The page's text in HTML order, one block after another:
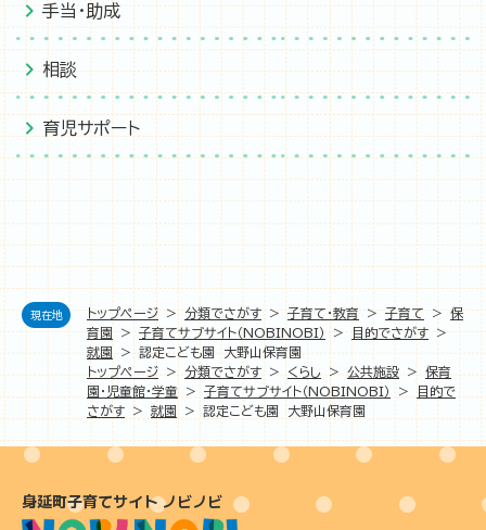
現在地 トップページ > 分類でさがす > 子育て・教育 > 子育て > 保
育園 > 子育てサブサイト（NOBINOBI） > 目的でさがす >
就園 > 認定こども園 大野山保育園
トップページ
> 分類でさがす > くらし > 公共施設 > 保育
園・児童館・学童
> 子育てサブサイト（NOBINOBI） >
目的で
さがす
> 就園 > 認定こども園 大野山保育園
手当・助成
相談
育児サポート
身延町子育てサイト ノビノビ